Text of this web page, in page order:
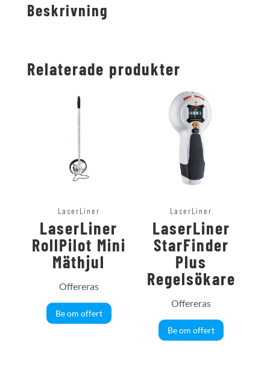
Beskrivning
Relaterade produkter
LaserLiner
LaserLiner
RollPilot Mini
Mäthjul
Offereras
Be om offert
LaserLiner
LaserLiner
StarFinder
Plus
Regelsökare
Offereras
Be om offert